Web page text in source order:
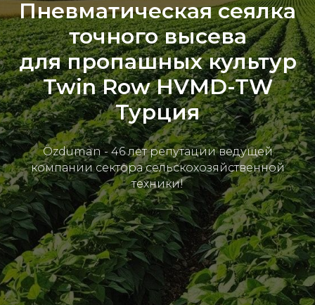
Пневматическая сеялка
точного высева
для пропашных культур
Twin Row HVMD-TW
Турция
Özduman - 46 лет репутации ведущей
компании сектора сельскохозяйственной
техники!